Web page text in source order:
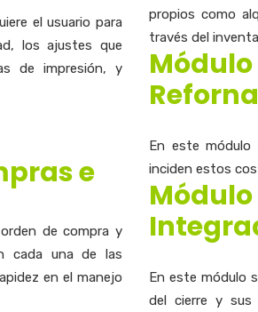
el usuario para
los ajustes que
de impresión, y
e
de compra y
cada una de las
en el manejo
propios como
través del
Módulo
En este
inciden estos
Módulo
En este módulo
del cierre y